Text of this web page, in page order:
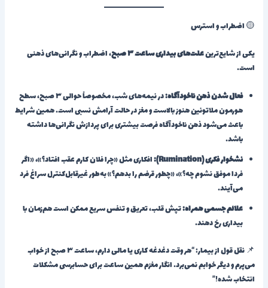
🟡 اضطراب و استرس
یکی از شایع‌ترینعلت‌های بیداری ساعت ۳ صبح
، اضطراب و نگرانی‌های ذهنی
است.
فعال شدن ذهن ناخودآگاه:
در نیمه‌های شب، مخصوصاً حوالی ۳ صبح، سطح
هورمون ملاتونین هنوز بالاست و مغز در حالت آرامش نسبی است. همین شرایط
باعث می‌شود ذهن ناخودآگاه فرصت بیشتری برای پردازش نگرانی‌ها داشته
باشد.
نشخوار فکری (Rumination):
افکاری مثل «چرا فلان کارم عقب افتاد؟»، «اگر
فردا موفق نشوم چه؟»، «چطور قرضم را بدهم؟» به‌طور غیرقابل‌کنترل سراغ فرد
می‌آیند.
علائم جسمی همراه:تپش قلب، تعریق و تنفس سریع ممکن است هم‌زمان با
بیداری رخ دهند.
📌 نقل قول از بیمار: “هر وقت دغدغه کاری یا مالی دارم، ساعت ۳ صبح از خواب
می‌پرم و دیگر خوابم نمی‌برد. انگار مغزم همین ساعت برای حسابرسی مشکلات
انتخاب شده!”